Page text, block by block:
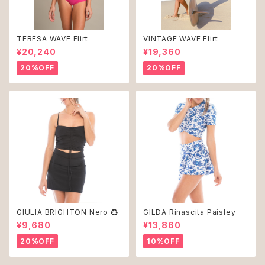
TERESA WAVE Flirt
¥20,240
20%OFF
VINTAGE WAVE Flirt
¥19,360
20%OFF
GIULIA BRIGHTON Nero ♻︎
¥9,680
20%OFF
GILDA Rinascita Paisley
¥13,860
10%OFF